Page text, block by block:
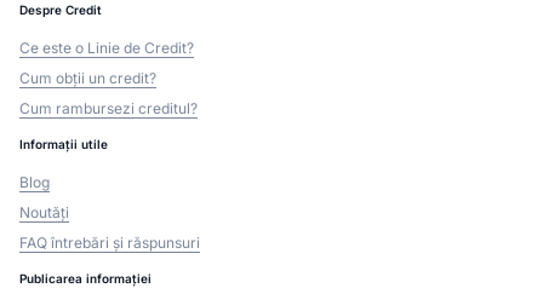
Despre Credit
Ce este o Linie de Credit?
Cum obții un credit?
Cum rambursezi creditul?
Informații utile
Blog
Noutăți
FAQ întrebări și răspunsuri
Publicarea informației